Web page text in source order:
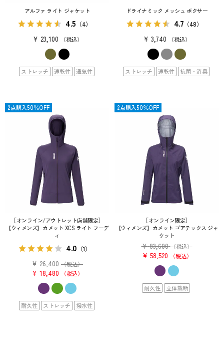
アルファ ライト ジャケット
4.5 （4）
¥ 23,100 税込
ストレッチ 速乾性 通気性
ドライナミック メッシュ ボクサー
4.7 （48）
¥ 3,740 税込
ストレッチ 速乾性 抗菌・消臭
［オンライン/アウトレット店舗限定］
【ウィメンズ】カメット XCS ライト フーデ
ィ
4.0 （1）
¥ 26,400 （税込）
¥ 18,480 税込
SALE
耐久性 ストレッチ 撥水性
2点購入50％OFF
［オンライン限定］
【ウィメンズ】カメット ゴアテックス ジャ
ケット
¥ 83,600 （税込）
¥ 58,520 税込
SALE
耐久性 立体裁断
2点購入50％OFF